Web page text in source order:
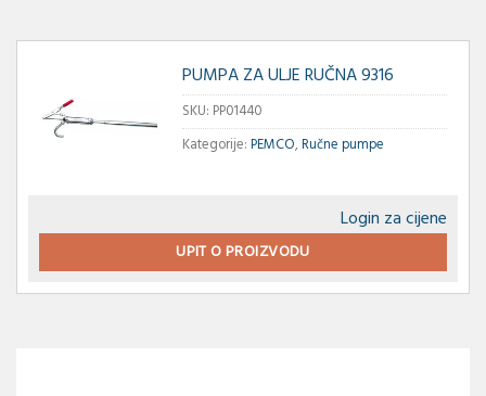
PUMPA ZA ULJE RUČNA 9316
SKU: PP01440
Kategorije:PEMCO,Ručne pumpe
Login za cijene
UPIT O PROIZVODU